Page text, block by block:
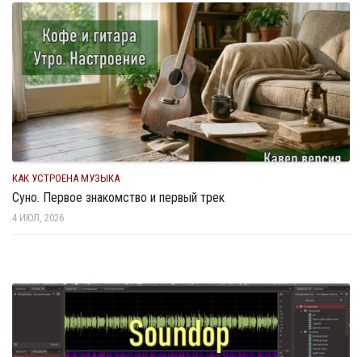
КАК УСТРОЕНА МУЗЫКА
Суно. Первое знакомство и первый трек
4 ИЮЛ, 2026